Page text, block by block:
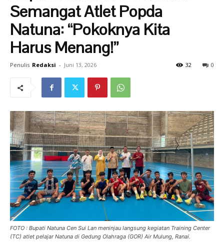
Semangat Atlet Popda
Natuna: “Pokoknya Kita
Harus Menang!”
Penulis Redaksi - Juni 13, 2026 0
32
FOTO : Bupati Natuna Cen Sui Lan meninjau langsung kegiatan Training Center
(TC) atlet pelajar Natuna di Gedung Olahraga (GOR) Air Mulung, Ranai.